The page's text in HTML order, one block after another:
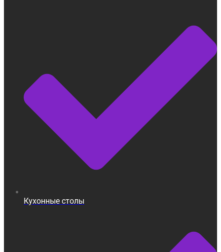
Кухонные столы